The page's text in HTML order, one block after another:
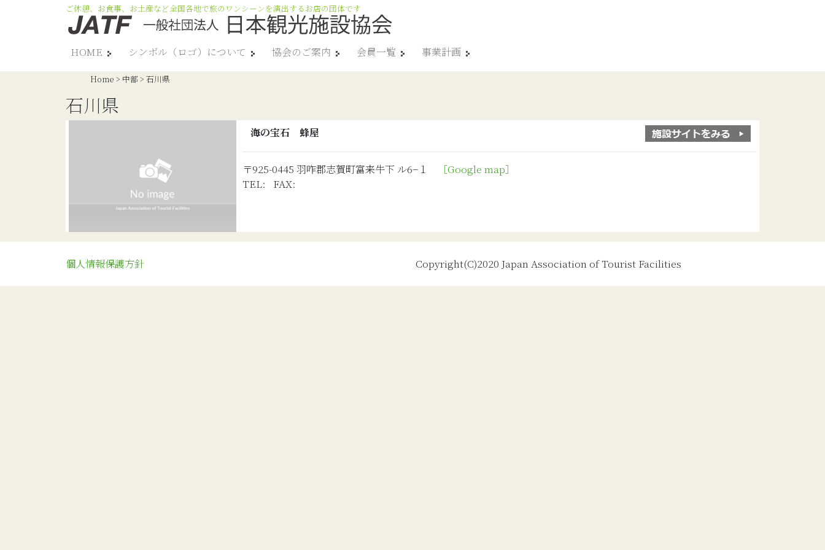
ご休憩、お食事、お土産など全国各地で旅のワンシーンを演出するお店の団体です
HOME シンボル（ロゴ）について 協会のご案内 会員一覧 事業計画
Home > 中部 > 石川県
石川県
海の宝石 蜂屋
〒925-0445 羽咋郡志賀町富来牛下 ル6−１
［Google map］
TEL: FAX:
個人情報保護方針 Copyright(C)2020 Japan Association of Tourist Facilities